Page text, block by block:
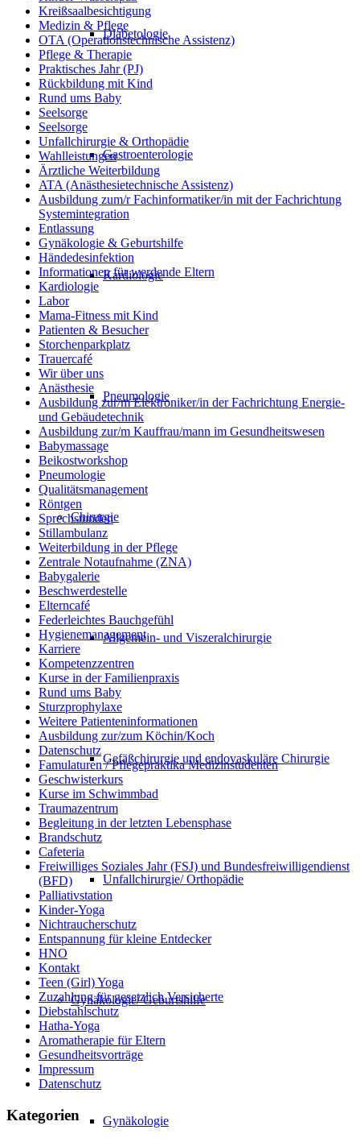
Diabetologie
Gastroenterologie
Kardiologie
Pneumologie
Chirurgie
Allgemein- und Viszeralchirurgie
Gefäßchirurgie und endovaskuläre Chirurgie
Unfallchirurgie/ Orthopädie
Gynäkologie/ Geburtshilfe
Gynäkologie
Kreißsaalbesichtigung
Medizin & Pflege
OTA (Operationstechnische Assistenz)
Pflege & Therapie
Praktisches Jahr (PJ)
Rückbildung mit Kind
Rund ums Baby
Seelsorge
Seelsorge
Unfallchirurgie & Orthopädie
Wahlleistungen
Ärztliche Weiterbildung
ATA (Anästhesietechnische Assistenz)
Ausbildung zum/r Fachinformatiker/in mit der Fachrichtung
Systemintegration
Entlassung
Gynäkologie & Geburtshilfe
Händedesinfektion
Informationen für werdende Eltern
Kardiologie
Labor
Mama-Fitness mit Kind
Patienten & Besucher
Storchenparkplatz
Trauercafé
Wir über uns
Anästhesie
Ausbildung zur/m Elektroniker/in der Fachrichtung Energie-
und Gebäudetechnik
Ausbildung zur/m Kauffrau/mann im Gesundheitswesen
Babymassage
Beikostworkshop
Pneumologie
Qualitätsmanagement
Röntgen
Sprechstunden
Stillambulanz
Weiterbildung in der Pflege
Zentrale Notaufnahme (ZNA)
Babygalerie
Beschwerdestelle
Elterncafé
Federleichtes Bauchgefühl
Hygienemanagement
Karriere
Kompetenzzentren
Kurse in der Familienpraxis
Rund ums Baby
Sturzprophylaxe
Weitere Patienteninformationen
Ausbildung zur/zum Köchin/Koch
Datenschutz
Famulaturen / Pflegepraktika Medizinstudenten
Geschwisterkurs
Kurse im Schwimmbad
Traumazentrum
Begleitung in der letzten Lebensphase
Brandschutz
Cafeteria
Freiwilliges Soziales Jahr (FSJ) und Bundesfreiwilligendienst
(BFD)
Palliativstation
Kinder-Yoga
Nichtraucherschutz
Entspannung für kleine Entdecker
HNO
Kontakt
Teen (Girl) Yoga
Zuzahlung für gesetzlich Versicherte
Diebstahlschutz
Hatha-Yoga
Aromatherapie für Eltern
Gesundheitsvorträge
Impressum
Datenschutz
Kategorien